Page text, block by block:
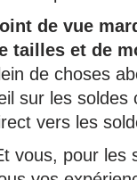
de vue
tailles et de
de choses
sur les soldes
vers les
vous, pour les